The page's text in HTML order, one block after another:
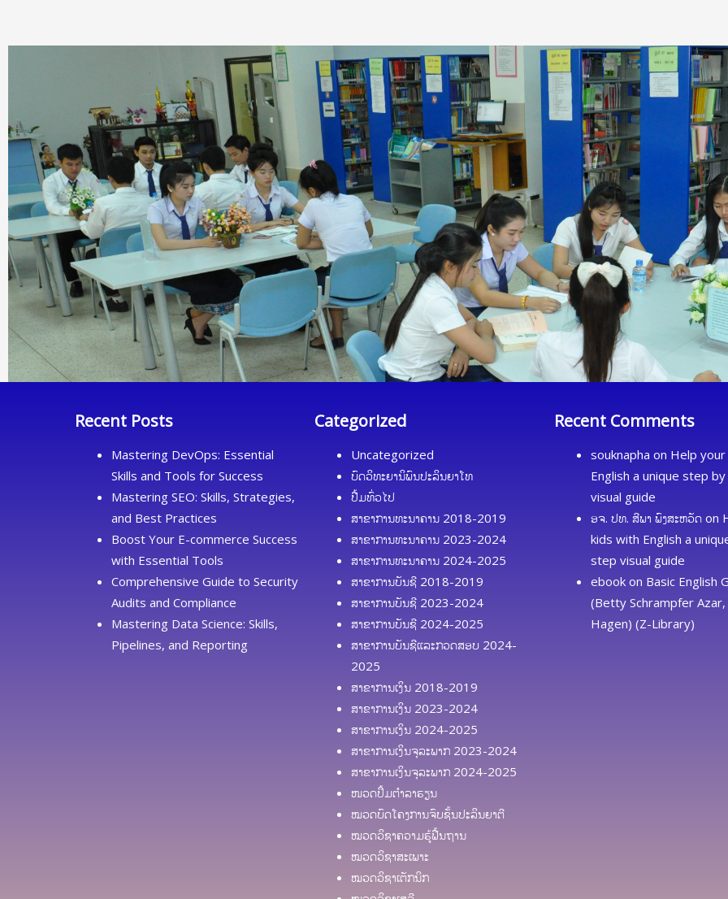
Recent Posts
Mastering DevOps: Essential
Skills and Tools for Success
Mastering SEO: Skills, Strategies,
and Best Practices
Boost Your E-commerce Success
with Essential Tools
Comprehensive Guide to Security
Audits and Compliance
Mastering Data Science: Skills,
Pipelines, and Reporting
Categorized
Uncategorized
ບົດວິທະຍານິພົນປະລິນຍາໂທ
ປື້ມທົ່ວໄປ
ສາຂາການທະນາຄານ 2018-2019
ສາຂາການທະນາຄານ 2023-2024
ສາຂາການທະນາຄານ 2024-2025
ສາຂາການບັນຊີ 2018-2019
ສາຂາການບັນຊີ 2023-2024
ສາຂາການບັນຊີ 2024-2025
ສາຂາການບັນຊີແລະກວດສອບ 2024-
2025
ສາຂາການເງິນ 2018-2019
ສາຂາການເງິນ 2023-2024
ສາຂາການເງິນ 2024-2025
ສາຂາການເງິນຈຸລະພາກ 2023-2024
ສາຂາການເງິນຈຸລະພາກ 2024-2025
ໜວດປຶ້ມຕຳລາຮຽນ
ໝວດບົດໂຄງການຈົບຊັ້ນປະລິນຍາຕີ
ໝວດວິຊາຄວາມຮູ້ຟື້ນຖານ
ໝວດວິຊາສະເພາະ
ໝວດວິຊາເຕັກນິກ
Recent Comments
souknapha on Help
English a unique step
visual guide
ອຈ. ປທ. ສີພາ ພົງສະຫວັດ on
kids with English a
step visual guide
ebook on Basic English
(Betty Schrampfer Azar,
Hagen) (Z-Library)